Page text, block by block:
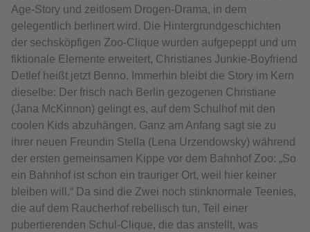
Age-Story und zeitlosem Drogen-Drama, in dem
gelegentlich berlinert wird. Die Hintergrundgeschichten
der sechsköpfigen Zoo-Clique wurden aufgepeppt und um
fiktionale Elemente erweitert, Christianes Junkie-Boyfriend
Detlef heißt jetzt Benno. Immerhin bleibt die Story im Kern
dieselbe: Der frisch nach Berlin gezogenen Christiane
(Jana McKinnon) gelingt es, auf dem Schulhof mit den
coolen Kids abzuhängen. Ganz am Anfang sagt sie zu
ihrer neuen Freundin Stella (Lena Urzendowsky) während
der ersten gemeinsamen Kippe vor dem Bahnhof Zoo: „So
ein Bahnhof ist schon ein trauriger Ort, weil hier keiner
bleiben will.“ Da sind die Zwei noch stinknormale Teenies,
die auf dem Raucherhof rebellisch tun, Teil einer
pubertierenden Schul-Clique, die das anstellt, was